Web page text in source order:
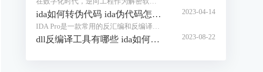
ida如何转伪代码 ida伪代码怎么看 2023-04-14
dll反编译工具有哪些 ida如何反编译修改dll文件 2023-08-22